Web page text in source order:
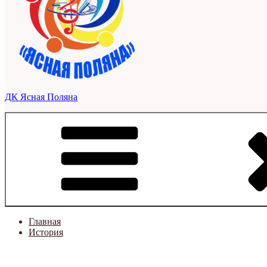
ДК Ясная Поляна
Главная
История